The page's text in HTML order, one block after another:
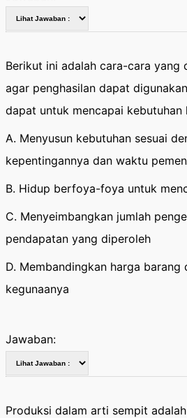
Berikut ini adalah cara-cara yang
agar penghasilan dapat
dapat untuk mencapai
A. Menyusun kebutuhan sesuai
kepentingannya dan waktu
B. Hidup berfoya-foya untuk
C. Menyeimbangkan jumlah
pendapatan yang diperoleh
D. Membandingkan harga barang
kegunaanya
Jawaban:
Produksi dalam arti sempit